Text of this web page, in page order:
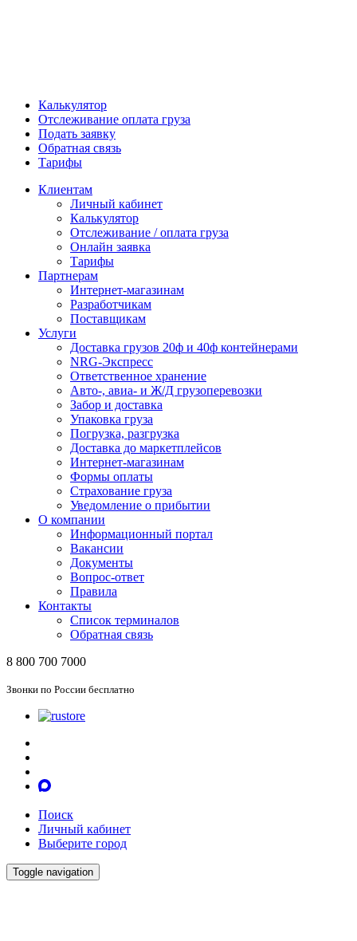
Калькулятор
Отслеживание оплата груза
Подать заявку
Обратная связь
Тарифы
Клиентам
Личный кабинет
Калькулятор
Отслеживание / оплата груза
Онлайн заявка
Тарифы
Партнерам
Интернет-магазинам
Разработчикам
Поставщикам
Услуги
Доставка грузов 20ф и 40ф контейнерами
NRG-Экспресс
Ответственное хранение
Авто-, авиа- и Ж/Д грузоперевозки
Забор и доставка
Упаковка груза
Погрузка, разгрузка
Доставка до маркетплейсов
Интернет-магазинам
Формы оплаты
Страхование груза
Уведомление о прибытии
О компании
Информационный портал
Вакансии
Документы
Вопрос-ответ
Правила
Контакты
Список терминалов
Обратная связь
8 800 700 7000
Звонки по России бесплатно
Поиск
Личный кабинет
Выберите город
Toggle navigation